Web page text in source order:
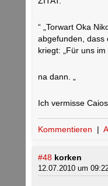
“ „Torwart Oka
abgefunden, dass
kriegt: „Für uns im
na dann. „
Ich vermisse
Kommentieren |
#48 korken
12.07.2010 um